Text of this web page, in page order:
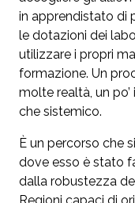
in apprendistato di
le dotazioni dei
utilizzare i propri
formazione. Un
molte realtà, un
che sistemico.
È un percorso che
dove esso è stato
dalla robustezza